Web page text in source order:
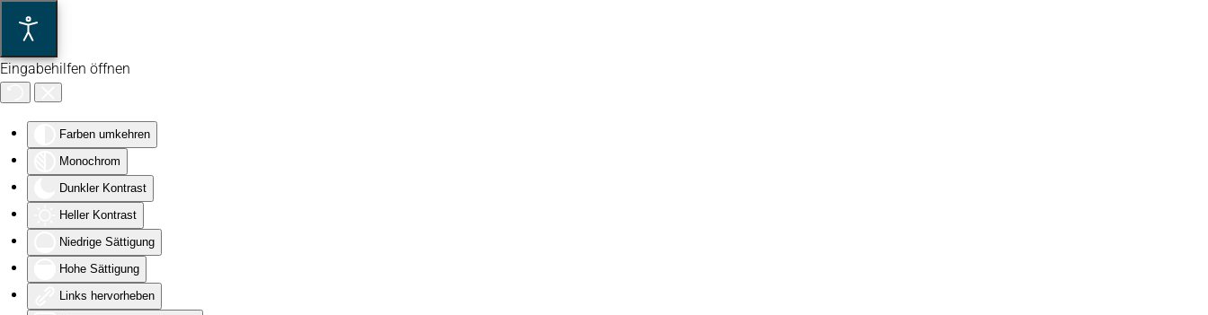
Eingabehilfen öffnen
Farben umkehren
Monochrom
Dunkler Kontrast
Heller Kontrast
Niedrige Sättigung
Hohe Sättigung
Links hervorheben